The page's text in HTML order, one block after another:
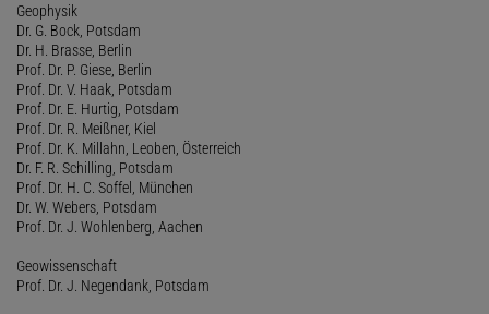
Geophysik
Dr. G. Bock, Potsdam
Dr. H. Brasse, Berlin
Prof. Dr. P. Giese, Berlin
Prof. Dr. V. Haak, Potsdam
Prof. Dr. E. Hurtig, Potsdam
Prof. Dr. R. Meißner, Kiel
Prof. Dr. K. Millahn, Leoben, Österreich
Dr. F. R. Schilling, Potsdam
Prof. Dr. H. C. Soffel, München
Dr. W. Webers, Potsdam
Prof. Dr. J. Wohlenberg, Aachen
Geowissenschaft
Prof. Dr. J. Negendank, Potsdam